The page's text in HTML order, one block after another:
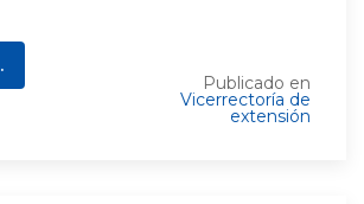
Publicado en
Vicerrectoría de
extensión